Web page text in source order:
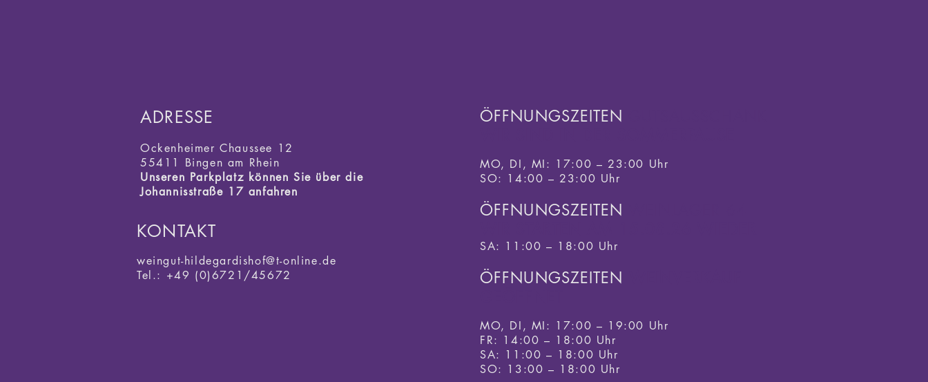
ADRESSE
OckenheimerChaussee 12
55411 Bingen am Rhein
Unseren Parkplatz können Sie über die
Johannisstraße 17 anfahren
KONTAKT
weingut-hildegardishof@t-online.de
Tel.: +49 (0)6721/45672
ÖFFNUNGSZEITEN
MO, DI, MI: 17:00 – 23:00 Uhr
SO: 14:00 – 23:00 Uhr
ÖFFNUNGSZEITEN
SA: 11:00 – 18:00 Uhr
ÖFFNUNGSZEITEN
MO, DI, MI: 17:00 – 19:00 Uhr
FR: 14:00 – 18:00 Uhr
SA: 11 :00 – 18:00 Uhr
SO: 13:00 – 18:00 Uhr